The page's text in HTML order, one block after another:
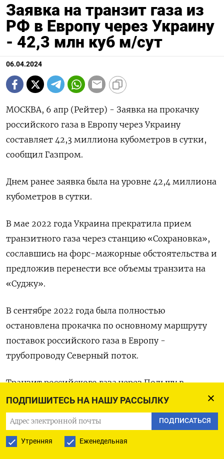
ПОДПИШИТЕСЬ НА НАШУ РАССЫЛКУ
ПОДПИСАТЬСЯ
Утренняя Еженедельная
Заявка на транзит газа из
РФ в Европу через Украину
- 42,3 млн куб м/сут
06.04.2024
МОСКВА, 6 апр (Рейтер) - Заявка на прокачку
российского газа в Европу через Украину
составляет 42,3 миллиона кубометров в сутки,
сообщил Газпром.
Днем ранее заявка была на уровне 42,4 миллиона
кубометров в сутки.
В мае 2022 года Украина прекратила прием
транзитного газа через станцию «Сохрановка»,
сославшись на форс-мажорные обстоятельства и
предложив перенести все объемы транзита на
«Суджу».
В сентябре 2022 года была полностью
остановлена прокачка по основному маршруту
поставок российского газа в Европу -
трубопроводу Северный поток.
Транзит российского газа через Польшу в
Германию по трубопроводу Ямал-Европа, через
который проходило до 15% экспортных поставок
Газпрома в Европу и Турцию, был прекращен в
2022 году после ответных санкций РФ в